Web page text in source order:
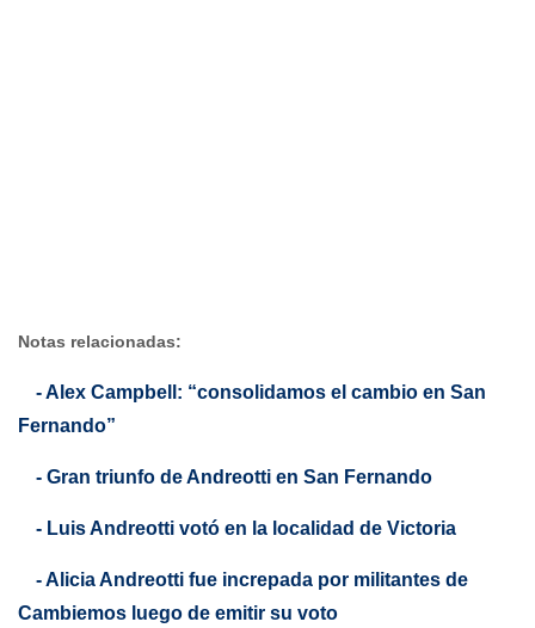
Notas relacionadas:
- Alex Campbell: “consolidamos el cambio en San
Fernando”
- Gran triunfo de Andreotti en San Fernando
- Luis Andreotti votó en la localidad de Victoria
- Alicia Andreotti fue increpada por militantes de
Cambiemos luego de emitir su voto